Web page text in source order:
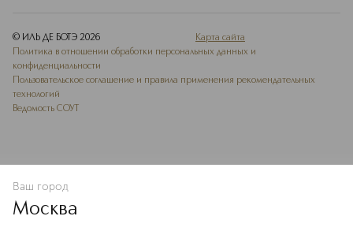
В КОРЗИНУ
© ИЛЬ ДЕ БОТЭ 2026
Карта сайта
Политика в отношении обработки персональных данных и
конфиденциальности
Пользовательское соглашение и правила применения рекомендательных
технологий
Ведомость СОУТ
Ваш город
Москва